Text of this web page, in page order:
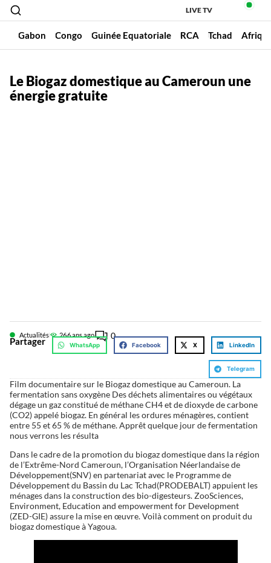
LIVE TV
Gabon Congo Guinée Equatoriale RCA Tchad
Le Biogaz domestique au Cameroun une
énergie gratuite
Actualités 266 ans ago 0
Partager WhatsApp Facebook X LinkedIn
Telegram
Film documentaire sur le Biogaz domestique au Cameroun. La
fermentation sans oxygène Des déchets alimentaires ou végétaux
dégage un gaz constitué de méthane CH4 et de dioxyde de carbone
(CO2) appelé biogaz. En général les ordures ménagères, contient
entre 55 et 65 % de méthane. Apprêt quelque jour de fermentation
nous verrons les résulta
Dans le cadre de la promotion du biogaz domestique dans la région
de l’Extrême-Nord Cameroun, l’Organisation Néerlandaise de
Développement(SNV) en partenariat avec le Programme de
Développement du Bassin du Lac Tchad(PRODEBALT) appuient les
ménages dans la construction des bio-digesteurs. ZooSciences,
Environment, Education and empowerment for Development
(ZED-GIE) assure la mise en œuvre. Voilà comment on produit du
biogaz domestique à Yagoua.